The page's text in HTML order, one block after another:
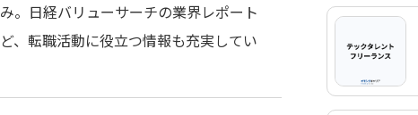
。日経バリューサーチの業界レポート
、転職活動に役立つ情報も充実してい